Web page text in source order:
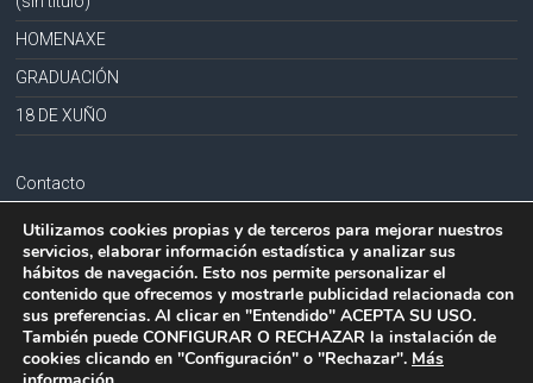
HOMENAXE
GRADUACIÓN
18 DE XUÑO
Contacto
Aviso legal
Política de privacidad
Política de cookies
Utilizamos cookies propias y de terceros para mejorar nuestros
servicios, elaborar información estadística y analizar sus
hábitos de navegación. Esto nos permite personalizar el
contenido que ofrecemos y mostrarle publicidad relacionada con
sus preferencias. Al clicar en "Entendido" ACEPTA SU USO.
También puede CONFIGURAR O RECHAZAR la instalación de
cookies clicando en "Configuración" o "Rechazar". Más